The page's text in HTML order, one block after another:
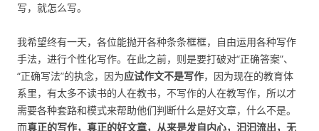
写，就怎么写。
我希望终有一天，各位能抛开各种条条框框，自由运用各种写作
手法，进行个性化写作。在此之前，则是要打破对“正确答案”、
“正确写法”的执念，因为应试作文不是写作，因为现在的教育体
系里，有太多不读书的人在教书，不写作的人在教写作，所以才
需要各种套路和模式来帮助他们判断什么是好文章，什么不是。
而真正的写作，真正的好文章，从来是发自内心，汩汩流出，无